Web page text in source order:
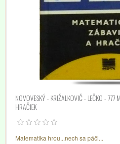
NOVOVESKÝ - KRIŽALKOVIČ - LEČKO - 777
HRAČIEK
Matematika hrou...nech sa páči...